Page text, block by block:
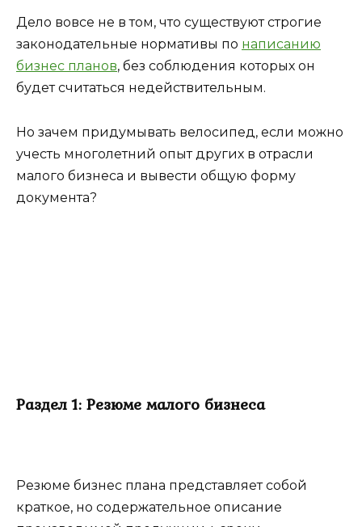
Дело вовсе не в том, что существуют строгие
законодательные нормативы по написанию
бизнес планов, без соблюдения которых он
будет считаться недействительным.
Но зачем придумывать велосипед, если можно
учесть многолетний опыт других в отрасли
малого бизнеса и вывести общую форму
документа?
Раздел 1: Резюме малого бизнеса
Резюме бизнес плана представляет собой
краткое, но содержательное описание